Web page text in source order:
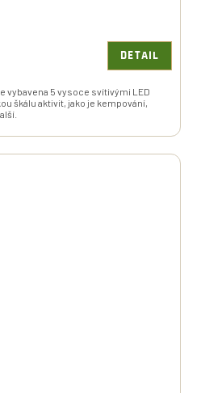
DETAIL
vybavena 5 vysoce svítivými LED
škálu aktivit, jako je kempování,